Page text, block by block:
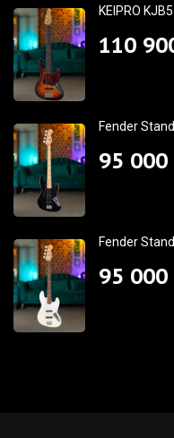
KEIPRO
110
Fender
95 000
Fender
95 000